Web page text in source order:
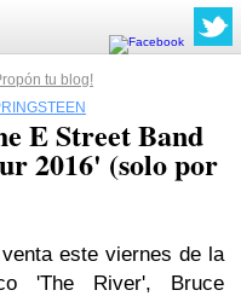
tu blog!
E Street Band
2016' (solo por
este viernes de la
'The River', Bruce